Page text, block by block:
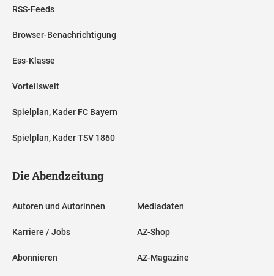
RSS-Feeds
Browser-Benachrichtigung
Ess-Klasse
Vorteilswelt
Spielplan, Kader FC Bayern
Spielplan, Kader TSV 1860
Die Abendzeitung
Autoren und Autorinnen
Karriere / Jobs
Abonnieren
Mediadaten
AZ-Shop
AZ-Magazine